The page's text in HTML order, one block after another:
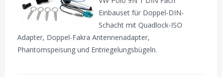
Einbauset für Doppel-DIN-
Schacht mit Quadlock-ISO
Adapter, Doppel-Fakra Antennenadapter,
Phantomspeisung und Entriegelungsbügeln.